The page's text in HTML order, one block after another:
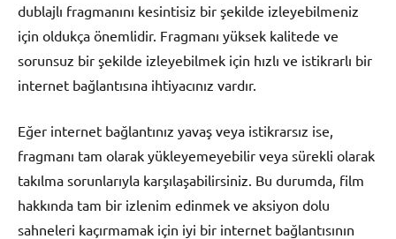
dublajlı fragmanını kesintisiz bir şekilde izleyebilmeniz
için oldukça önemlidir. Fragmanı yüksek kalitede ve
sorunsuz bir şekilde izleyebilmek için hızlı ve istikrarlı bir
internet bağlantısına ihtiyacınız vardır.
Eğer internet bağlantınız yavaş veya istikrarsız ise,
fragmanı tam olarak yükleyemeyebilir veya sürekli olarak
takılma sorunlarıyla karşılaşabilirsiniz. Bu durumda, film
hakkında tam bir izlenim edinmek ve aksiyon dolu
sahneleri kaçırmamak için iyi bir internet bağlantısının